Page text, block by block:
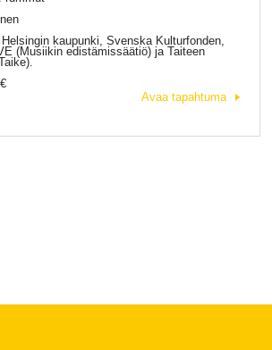
kaupunki, Svenska Kulturfonden,
(Musiikin edistämissäätiö) ja Taiteen
Avaa tapahtuma